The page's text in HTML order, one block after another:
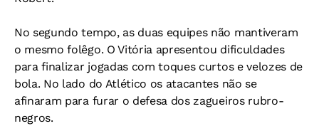
No segundo tempo, as duas equipes não mantiveram
o mesmo folêgo. O Vitória apresentou dificuldades
para finalizar jogadas com toques curtos e velozes de
bola. No lado do Atlético os atacantes não se
afinaram para furar o defesa dos zagueiros rubro-
negros.